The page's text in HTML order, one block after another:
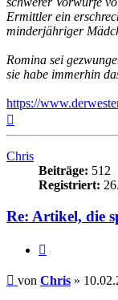
Ermittler ein
minderjähriger
Romina sei
sie habe immerhin
https://
Chris
Beiträge: 512
Registriert:
Re: Artikel, die
Beitrag
von Chris »